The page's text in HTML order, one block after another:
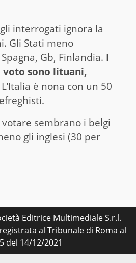
interrogati ignora la
Gli Stati meno
Gb, Finlandia. I
sono lituani,
L’Italia è nona con un 50
sembrano i belgi
gli inglesi (30 per
Editrice Multimediale S.r.l.
al Tribunale di Roma al
del 14/12/2021